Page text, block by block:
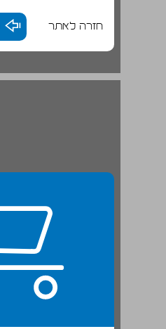
חזרה לאתר
חלק ראשון הרפרטואר המסורתי ... 23